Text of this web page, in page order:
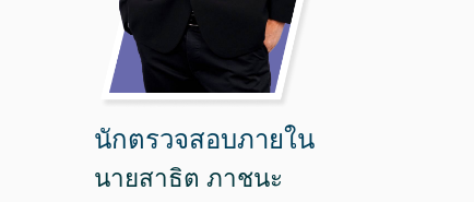
นักตรวจสอบภายใน
นายสาธิต ภาชนะ